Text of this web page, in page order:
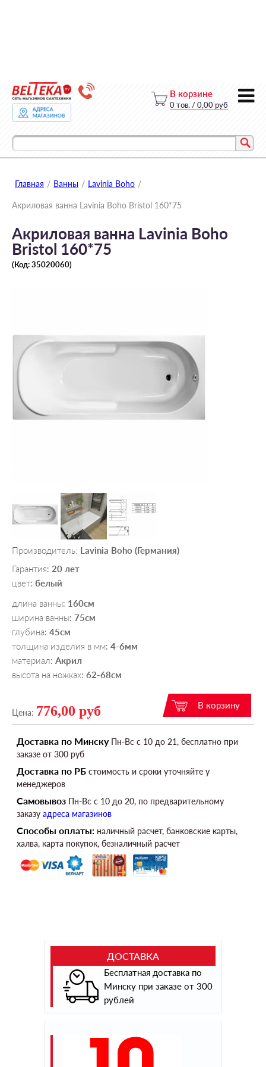
В корзине
Главная / Ванны / Lavinia Boho /
Акриловая ванна Lavinia Boho Bristol 160*75
Акриловая ванна Lavinia Boho
Bristol 160*75
(Код:35020060)
Производитель: Lavinia Boho (Германия)
Гарантия: 20 лет
цвет: белый
длина ванны: 160см
ширина ванны: 75см
глубина: 45см
толщина изделия в мм: 4-6мм
материал: Акрил
высота на ножках: 62-68см
Цена: 776,00 руб
Доставка по МинскуПн-Вс c 10 до 21, бесплатно при
заказе от 300 руб
Доставка по РБ стоимость и сроки уточняйте у
менеджеров
Самовывоз Пн-Вс c 10 до 20, по предварительному
заказу адреса магазинов
Способы оплаты: наличный расчет, банковские карты,
халва, карта покупок, безналичный расчет
ДОСТАВКА
Бесплатная доставка по
Минску при заказе от 300
рублей